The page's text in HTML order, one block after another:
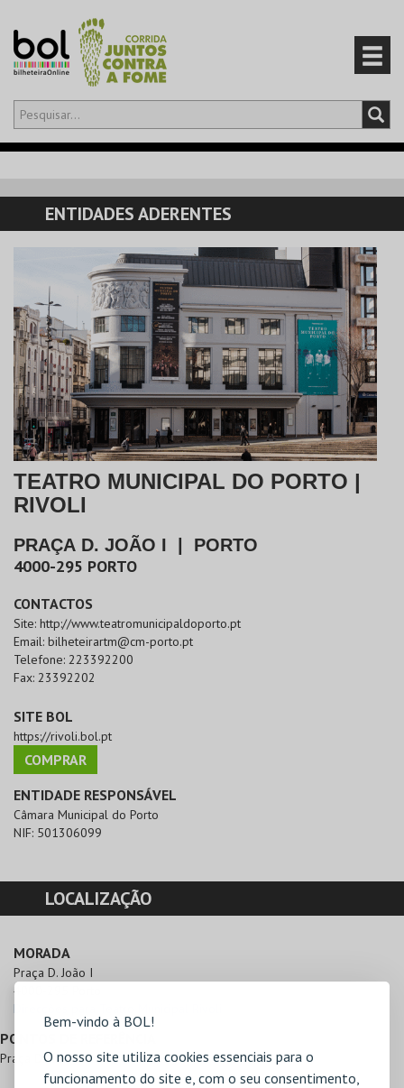
Bem-vindo à BOL!
O nosso site utiliza cookies essenciais para o
funcionamento do site e, com o seu consentimento,
Olá,iniciar sessão
CARRINHO
EVENTOS
CARTÕES
PRODUTOS
ENTIDADES ADERENTES
TEATRO MUNICIPAL DO PORTO |
RIVOLI
PRAÇA D. JOÃO I PORTO
4000-295 PORTO
CONTACTOS
Site: http://www.teatromunicipaldoporto.pt
Email: bilheteirartm@cm-porto.pt
Telefone: 223392200
Fax: 23392202
SITE BOL
https://rivoli.bol.pt
COMPRAR
ENTIDADE RESPONSÁVEL
Câmara Municipal do Porto
NIF: 501306099
LOCALIZAÇÃO
MORADA
Praça D. João I
4000-295 Porto
Direcções para Teatro Municipal Rivoli
PONTOS DE REFERÊNCIA
Praça D. João I